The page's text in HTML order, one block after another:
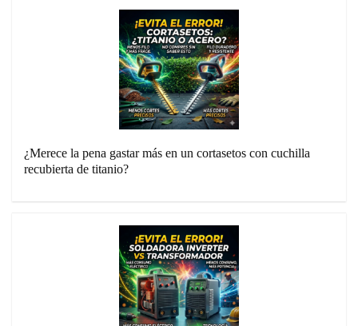
¿Merece la pena gastar más en un cortasetos con cuchilla
recubierta de titanio?